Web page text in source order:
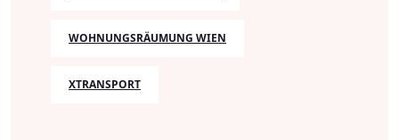
WOHNUNGSRÄUMUNG WIEN
XTRANSPORT